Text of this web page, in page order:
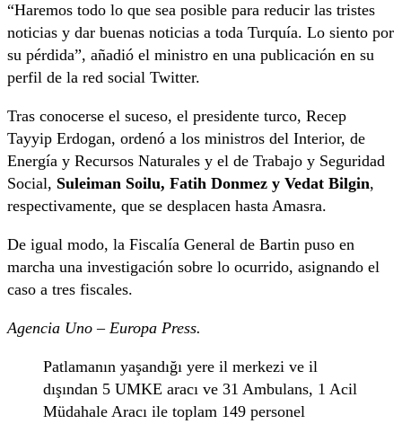
“Haremos todo lo que sea posible para reducir las tristes
noticias y dar buenas noticias a toda Turquía. Lo siento por
su pérdida”, añadió el ministro en una publicación en su
perfil de la red social Twitter.
Tras conocerse el suceso, el presidente turco, Recep
Tayyip Erdogan, ordenó a los ministros del Interior, de
Energía y Recursos Naturales y el de Trabajo y Seguridad
Social, Suleiman Soilu, Fatih Donmez y Vedat Bilgin,
respectivamente, que se desplacen hasta Amasra.
De igual modo, la Fiscalía General de Bartin puso en
marcha una investigación sobre lo ocurrido, asignando el
caso a tres fiscales.
Agencia Uno – Europa Press.
Patlamanın yaşandığı yere il merkezi ve il
dışından 5 UMKE aracı ve 31 Ambulans, 1 Acil
Müdahale Aracı ile toplam 149 personel